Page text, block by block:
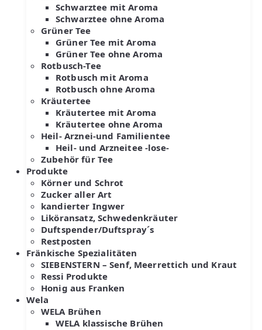
Schwarztee mit Aroma
Schwarztee ohne Aroma
Grüner Tee
Grüner Tee mit Aroma
Grüner Tee ohne Aroma
Rotbusch-Tee
Rotbusch mit Aroma
Rotbusch ohne Aroma
Kräutertee
Kräutertee mit Aroma
Kräutertee ohne Aroma
Heil- Arznei-und Familientee
Heil- und Arzneitee -lose-
Zubehör für Tee
Produkte
Körner und Schrot
Zucker aller Art
kandierter Ingwer
Liköransatz, Schwedenkräuter
Duftspender/Duftspray´s
Restposten
Fränkische Spezialitäten
SIEBENSTERN – Senf, Meerrettich und Kraut
Ressi Produkte
Honig aus Franken
Wela
WELA Brühen
WELA klassische Brühen